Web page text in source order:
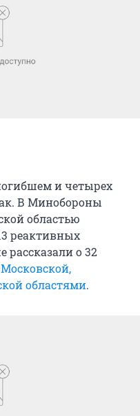
и четырех
В Минобороны
областью
реактивных
рассказали о 32
областями.